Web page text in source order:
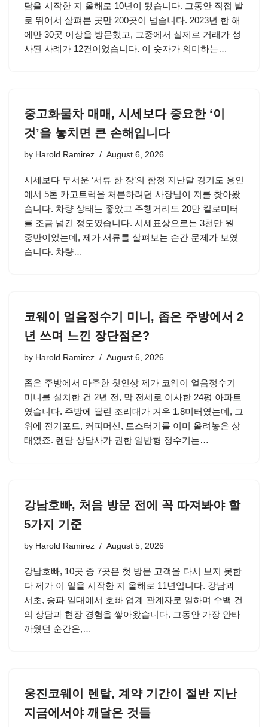
담을 시작한 지 올해로 10년이 됐습니다. 그동안 직접 발
로 뛰어서 살펴본 곳만 200곳이 넘습니다. 2023년 한 해
에만 30곳 이상을 방문했고, 그중에서 실제로 거래가 성
사된 사례가 12건이었습니다. 이 숫자가 의미하는…
중고화물차 매매, 시세보다 중요한 ‘이
것’을 놓치면 큰 손해입니다
by Harold Ramirez August 6, 2026
시세보다 무서운 ‘서류 한 장’의 함정 지난달 경기도 용인
에서 5톤 카고트럭을 처분하려던 사장님이 저를 찾아왔
습니다. 차량 상태는 좋았고 주행거리도 20만 킬로미터
를 조금 넘긴 정도였습니다. 시세표상으로는 3천만 원
중반이었는데, 제가 서류를 살펴보는 순간 문제가 보였
습니다. 차량…
코웨이 얼음정수기 미니, 좁은 주방에서 2
년 쓰며 느낀 장단점은?
by Harold Ramirez August 6, 2026
좁은 주방에서 마주한 첫인상 제가 코웨이 얼음정수기
미니를 설치한 건 2년 전, 막 전세로 이사한 24평 아파트
였습니다. 주방에 딸린 조리대가 겨우 1.8미터였는데, 그
위에 전기포트, 커피머신, 토스터기를 이미 올려놓은 상
태였죠. 렌탈 상담사가 권한 일반형 정수기는…
강남호빠, 처음 방문 전에 꼭 따져봐야 할
5가지 기준
by Harold Ramirez August 5, 2026
강남호빠, 10곳 중 7곳은 첫 방문 고객을 다시 보지 못한
다 제가 이 일을 시작한 지 올해로 11년입니다. 강남과
서초, 송파 일대에서 호빠 업계 관계자로 일하며 수백 건
의 상담과 현장 경험을 쌓아왔습니다. 그동안 가장 안타
까웠던 순간은,…
웅진코웨이 렌탈, 계약 기간이 절반 지난
지금에서야 깨달은 것들